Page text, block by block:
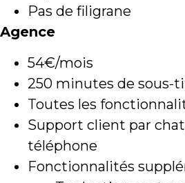
Pas de filigrane
Agence
54€/mois
250 minutes de sous-
Toutes les
Support client par
téléphone
Fonctionnalités